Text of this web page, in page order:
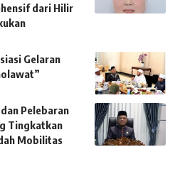
dari Hilir
Gelaran
Pelebaran
Tingkatkan
Mobilitas